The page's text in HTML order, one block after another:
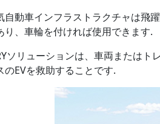
自動車インフラストラクチャは飛
り、車輪を付ければ使用できます.
ソリューションは、車両または
のEVを救助することです.